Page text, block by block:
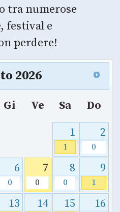
tra numerose
festival e
perdere!
2026
Gi Ve Sa
Do
1
1
2
0
6
0
7
0
8
0
9
1
13 14 15 16